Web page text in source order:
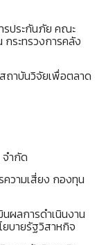
ประกันภัย คณะ
ระทรวงการคลัง
ถาบันวิจัยเพื่อตลาด
ำกัด
วามเสี่ยง กองทุน
ผลการดำเนินงาน
บายรัฐวิสาหกิจ